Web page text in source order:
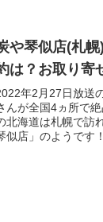
や琴似店(札
は？お取り寄
年2月27日放送
んが全国4ヵ所で
北海道は札幌で訪
似店」のようです